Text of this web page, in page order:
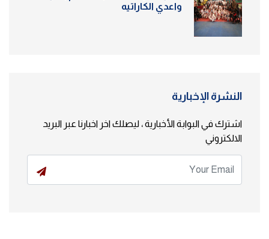
واعدي الكاراتيه
النشرة الإخبارية
اشترك في البوابة الأخبارية ، ليصلك اخر اخبارنا عبر البريد
الالكتروني